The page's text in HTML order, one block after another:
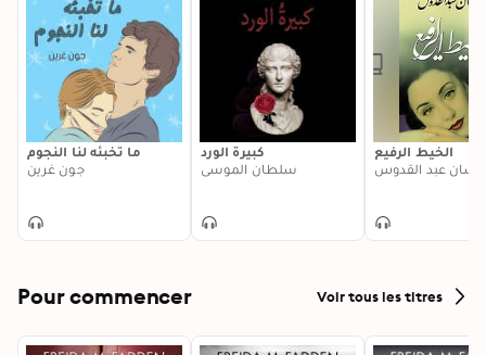
ما تخبئه لنا النجوم
جون غرين
كبيرة الورد
سلطان الموسى
الخيط الرفيع
عبد القدوس
Pour commencer Voir tous les titres